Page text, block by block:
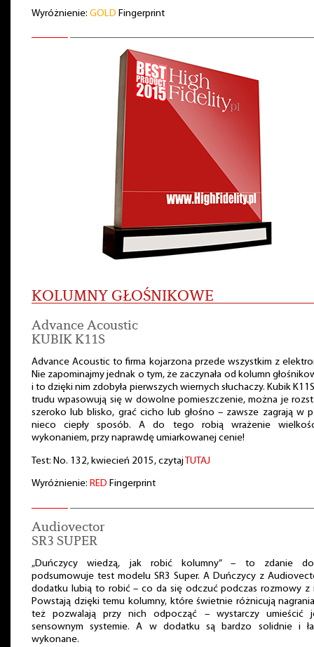
Wyróżnienie: GOLD Fingerprint
KOLUMNY GŁOŚNIKOWE
Advance Acoustic
KUBIK K11S
Advance Acoustic to firma kojarzona przede wszystkim z
Nie zapominajmy jednak o tym, że zaczynała od kolumn
i to dzięki nim zdobyła pierwszych wiernych słuchaczy. Kubik
trudu wpasowują się w dowolne pomieszczenie, można je
szeroko lub blisko, grać cicho lub głośno – zawsze zagrają w
nieco ciepły sposób. A do tego robią wrażenie
wykonaniem, przy naprawdę umiarkowanej cenie!
Test: No. 132, kwiecień 2015, czytaj TUTAJ
Wyróżnienie: RED Fingerprint
Audiovector
SR3 SUPER
„Duńczycy wiedzą, jak robić kolumny” – to zdanie
podsumowuje test modelu SR3 Super. A Duńczycy z
dodatku lubią to robić – co da się odczuć podczas rozmowy z
Powstają dzięki temu kolumny, które świetnie różnicują
też pozwalają przy nich odpocząć – wystarczy umieścić
sensownym systemie. A w dodatku są bardzo solidnie i
wykonane.